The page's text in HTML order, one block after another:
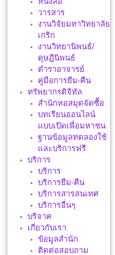
วารสาร
งานวิจัยมหาวิทยาลัย
เกริก
งานวิทยานิพนธ์/
ดุษฎีนิพนธ์
ตำราอาจารย์
คู่มือการยืม-คืน
ทรัพยากรดิจิทัล
สำนักหอสมุดจัดซื้อ
บทเรียนออนไลน์
แบบเปิดเพื่อมหาชน
ฐานข้อมูลทดลองใช้
และบริการฟรี
บริการ
บริการ
บริการยืม-คืน
บริการสารสนเทศ
บริการอื่นๆ
บริจาค
เกี่ยวกับเรา
ข้อมูลสำนัก
ติดต่อสอบถาม